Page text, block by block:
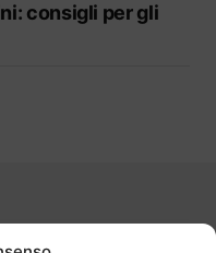
consigli per gli